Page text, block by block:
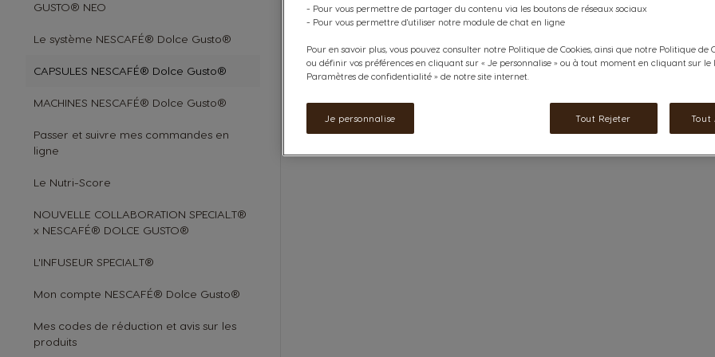
GUSTO® NEO
Le système NESCAFÉ® Dolce Gusto®
CAPSULES NESCAFÉ® Dolce Gusto®
MACHINES NESCAFÉ® Dolce Gusto®
Passer et suivre mes commandes en
ligne
Le Nutri-Score
NOUVELLE COLLABORATION SPECIAL.T®
x NESCAFÉ® DOLCE GUSTO®
L'INFUSEUR SPECIAL.T®
Mon compte NESCAFÉ® Dolce Gusto®
Mes codes de réduction et avis sur les
produits
- Pour vous permettre de partager du contenu via les boutons de réseaux sociaux
- Pour vous permettre d'utiliser notre module de chat en ligne
Pour en savoir plus, vous pouvez consulter notre Politique de Cookies, ainsi que notre Politique de
ou définir vos préférences en cliquant sur « Je personnalise » ou à tout moment en cliquant sur le
Paramètres de confidentialité » de notre site internet.
Je personnalise Tout Rejeter Tout